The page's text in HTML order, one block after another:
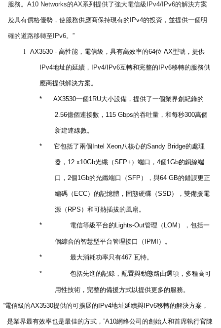
服務。 A10 Networks的AX系列提供了強大電信級 IPv4/IPv6的解決方案
及具有價格優勢，使服務供應商保持現有的 IPv4的投資，並提供一個明
確的道路移轉至 IPv6。 ”
l AX3530 - 高性能，電信級，具有高效率的64位 AX型號，提供
IPv4地址的延續， IPv4/IPv6互轉和完整的 IPv6移轉的服務供
應商提供解決方案。
* AX3530一個1RU大小設備， 提供了一個業界創紀錄的
2.56億個連接數， 115 Gbps的吞吐量，和每秒300萬個
新建連線數。
* 它包括了兩個 Intel Xeon八核心的Sandy Bridge的處理
器， 12 x10Gb光纖（SFP+ ）端口，4個1Gb的銅線端
口，2個1Gb的光纖端口（SFP ） ，與64 GB的錯誤更正
編碼（ ECC）的記憶體，固態硬碟（SSD），雙備援電
源（ RPS ）和可熱插拔的風扇。
* 電信等級平台的 Lights-Out管理（ LOM ），包括一
個綜合的智慧型平台管理接口（ IPMI ）。
* 最大消耗功率只有467 瓦特。
* 包括先進的記錄，配置與動態路由選項， 多種高可
用性技術，完整的備援方式以提供更多的服務。
“電信級的AX3530提供的可擴展的 IPv4地址延續與 IPv6移轉的解決方案，
是業界最有效率也是最佳的方式，”A10網絡公司的創始人和首席執行官陳